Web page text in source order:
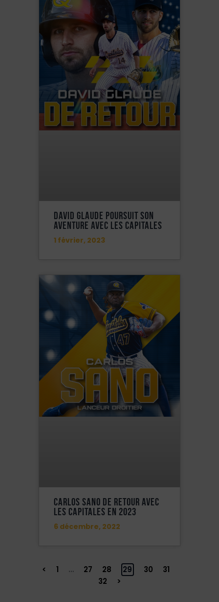
David Glaude Poursuit Son
Aventure Avec Les Capitales
1 février, 2023
CARLOS SANO DE RETOUR AVEC
LES CAPITALES EN 2023
6 décembre, 2022
< 1 … 27 28 29 30
31
32
>